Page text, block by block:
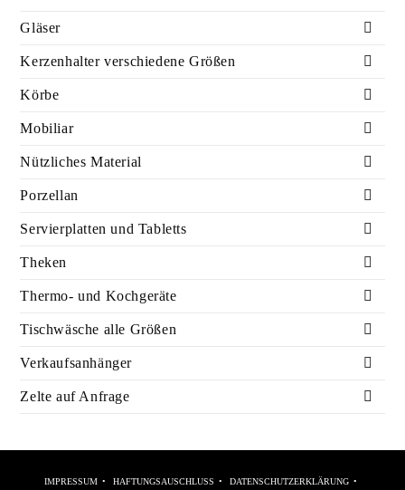
Gläser
Kerzenhalter verschiedene Größen
Körbe
Mobiliar
Nützliches Material
Porzellan
Servierplatten und Tabletts
Theken
Thermo- und Kochgeräte
Tischwäsche alle Größen
Verkaufsanhänger
Zelte auf Anfrage
IMPRESSUM HAFTUNGSAUSCHLUSS DATENSCHUTZERKLÄRUNG